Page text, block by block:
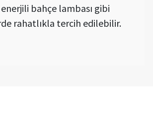
bahçe lambası gibi
rahatlıkla tercih edilebilir.